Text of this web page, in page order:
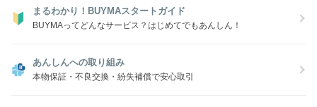
まるわかり！BUYMAスタートガイド
BUYMAってどんなサービス？はじめてでもあんしん！
あんしんへの取り組み
本物保証・不良交換・紛失補償で安心取引